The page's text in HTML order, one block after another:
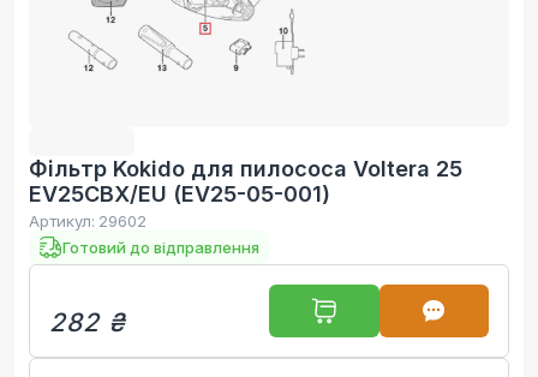
Фільтр Kokido для пилососа Voltera 25
EV25CBX/EU (EV25-05-001)
Артикул: 29602
Готовий до відправлення
282 ₴